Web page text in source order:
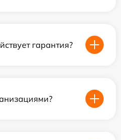
гарантия?